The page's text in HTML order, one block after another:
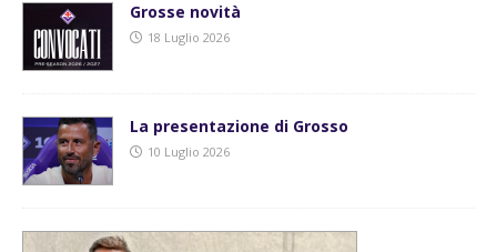
Grosse novità
18 Luglio 2026
La presentazione di Grosso
10 Luglio 2026